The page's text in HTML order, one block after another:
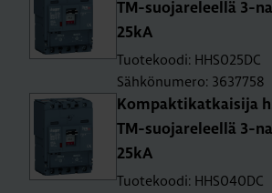
TM-suo­ja­re­leel­lä 3-
25kA
Tuotekoodi: HHS025DC
Sähkönumero: 3637758
Kom­pak­ti­kat­kai­si­ja
TM-suo­ja­re­leel­lä 3-
25kA
Tuotekoodi: HHS040DC